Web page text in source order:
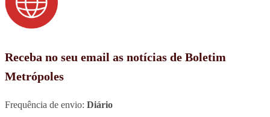
Receba no seu email as notícias de Boletim
Metrópoles
Frequência de envio: Diário